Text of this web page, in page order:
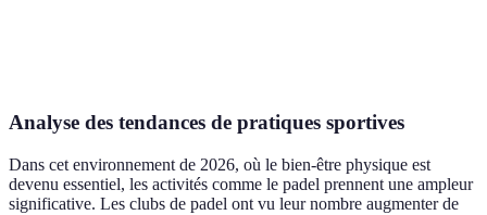
Analyse des tendances de pratiques sportives
Dans cet environnement de 2026, où le bien-être physique est
devenu essentiel, les activités comme le padel prennent une ampleur
significative. Les clubs de padel ont vu leur nombre augmenter de